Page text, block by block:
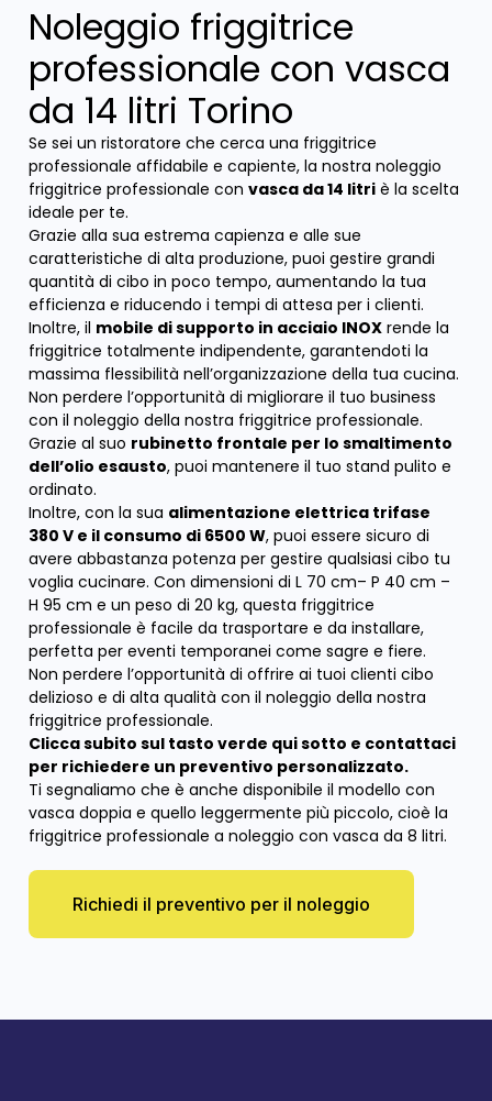
Noleggio friggitrice
professionale con vasca
da 14 litri Torino
Se sei un ristoratore che cerca una friggitrice
professionale affidabile e capiente, la nostra noleggio
friggitrice professionale con vasca da 14 litri è la scelta
ideale per te.
Grazie alla sua estrema capienza e alle sue
caratteristiche di alta produzione, puoi gestire grandi
quantità di cibo in poco tempo, aumentando la tua
efficienza e riducendo i tempi di attesa per i clienti.
Inoltre, il mobile di supporto in acciaio INOX rende la
friggitrice totalmente indipendente, garantendoti la
massima flessibilità nell’organizzazione della tua cucina.
Non perdere l’opportunità di migliorare il tuo business
con il noleggio della nostra friggitrice professionale.
Grazie al suo rubinetto frontale per lo smaltimento
dell’olio esausto, puoi mantenere il tuo stand pulito e
ordinato.
Inoltre, con la sua alimentazione elettrica trifase
380 V e il consumo di 6500 W, puoi essere sicuro di
avere abbastanza potenza per gestire qualsiasi cibo tu
voglia cucinare. Con dimensioni di L 70 cm– P 40 cm –
H 95 cm e un peso di 20 kg, questa friggitrice
professionale è facile da trasportare e da installare,
perfetta per eventi temporanei come sagre e fiere.
Non perdere l’opportunità di offrire ai tuoi clienti cibo
delizioso e di alta qualità con il noleggio della nostra
friggitrice professionale.
Clicca subito sul tasto verde qui sotto e contattaci
per richiedere un preventivo personalizzato.
Ti segnaliamo che è anche disponibile il modello con
vasca doppia e quello leggermente più piccolo, cioè la
friggitrice professionale a noleggio con vasca da 8 litri.
Richiedi il preventivo per il noleggio